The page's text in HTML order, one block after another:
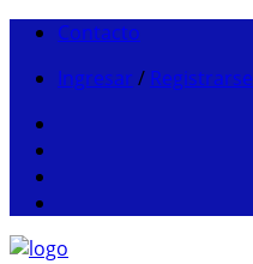
Contacto
Ingresar / Registrarse